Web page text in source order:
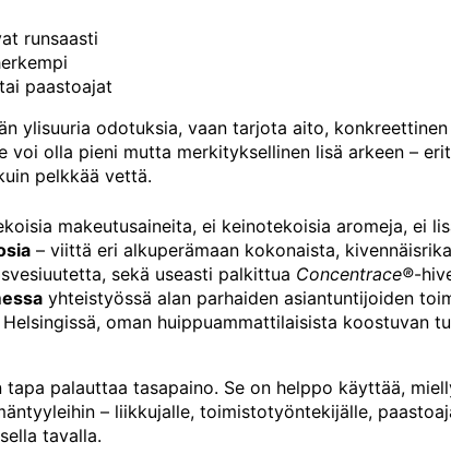
runsaasti
paastoajat
ylisuuria odotuksia, vaan tarjota aito,
voi olla pieni mutta merkityksellinen lisä arkeen –
pelkkää vettä.
makeutusaineita, ei keinotekoisia aromeja, ei
– viittä eri alkuperämaan kokonaista,
sekä useasti palkittua Concentrace®-
yhteistyössä alan parhaiden asiantuntijoiden
oman huippuammattilaisista koostuvan
palauttaa tasapaino. Se on helppo käyttää,
– liikkujalle, toimistotyöntekijälle,
tavalla.